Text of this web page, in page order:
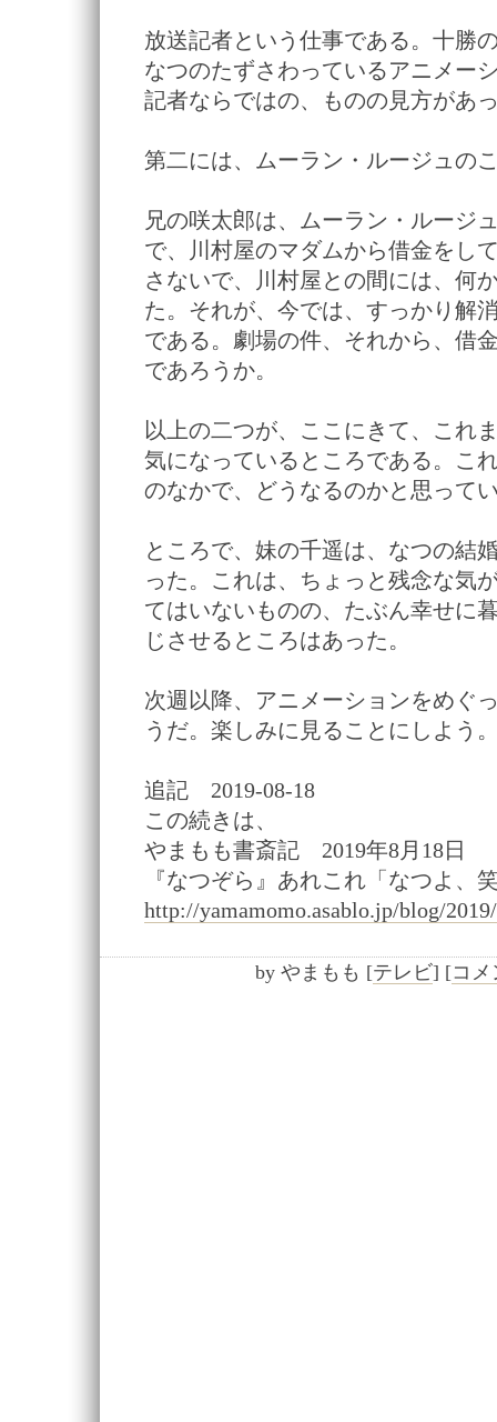
放送記者という仕事である。十勝
なつのたずさわっているアニメー
記者ならではの、ものの見方があ
第二には、ムーラン・ルージュの
兄の咲太郎は、ムーラン・ルージ
で、川村屋のマダムから借金をし
さないで、川村屋との間には、何
た。それが、今では、すっかり解
である。劇場の件、それから、借
であろうか。
以上の二つが、ここにきて、これ
気になっているところである。こ
のなかで、どうなるのかと思って
ところで、妹の千遥は、なつの結
った。これは、ちょっと残念な気
てはいないものの、たぶん幸せに
じさせるところはあった。
次週以降、アニメーションをめぐ
うだ。楽しみに見ることにしよう
追記 2019-08-18
この続きは、
やまもも書斎記 2019年8月18日
『なつぞら』あれこれ「なつよ、
http://yamamomo.asablo.jp/blog/
by やまもも [テレビ] [コメ